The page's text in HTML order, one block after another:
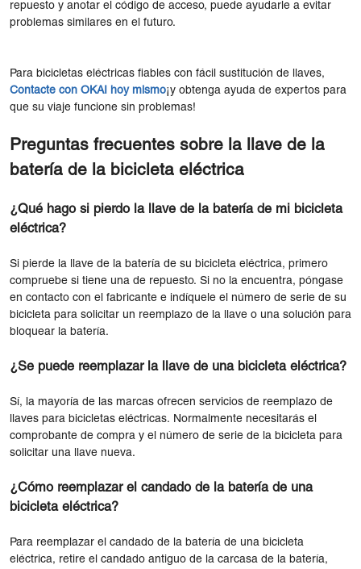
repuesto y anotar el código de acceso, puede ayudarle a evitar
problemas similares en el futuro.
Para bicicletas eléctricas fiables con fácil sustitución de llaves,
Contacte con OKAI hoy mismo¡y obtenga ayuda de expertos para
que su viaje funcione sin problemas!
Preguntas frecuentes sobre la llave de la
batería de la bicicleta eléctrica
¿Qué hago si pierdo la llave de la batería de mi bicicleta
eléctrica?
Si pierde la llave de la batería de su bicicleta eléctrica, primero
compruebe si tiene una de repuesto. Si no la encuentra, póngase
en contacto con el fabricante e indíquele el número de serie de su
bicicleta para solicitar un reemplazo de la llave o una solución para
bloquear la batería.
¿Se puede reemplazar la llave de una bicicleta eléctrica?
Sí, la mayoría de las marcas ofrecen servicios de reemplazo de
llaves para bicicletas eléctricas. Normalmente necesitarás el
comprobante de compra y el número de serie de la bicicleta para
solicitar una llave nueva.
¿Cómo reemplazar el candado de la batería de una
bicicleta eléctrica?
Para reemplazar el candado de la batería de una bicicleta
eléctrica, retire el candado antiguo de la carcasa de la batería,